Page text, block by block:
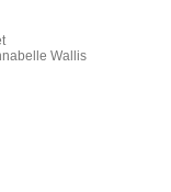
Wallis